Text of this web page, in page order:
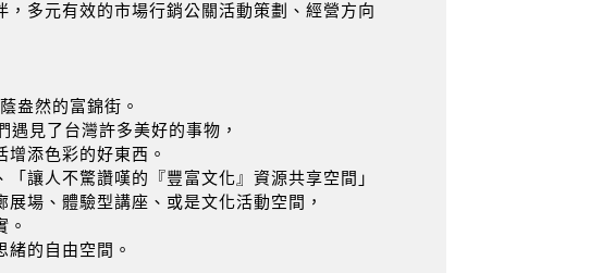
多元有效的市場行銷公關活動策劃、經營方向
盎然的富錦街。
見了台灣許多美好的事物，
添色彩的好東西。
讓人不驚讚嘆的『豐富文化』資源共享空間」
場、體驗型講座、或是文化活動空間，
。
的自由空間。